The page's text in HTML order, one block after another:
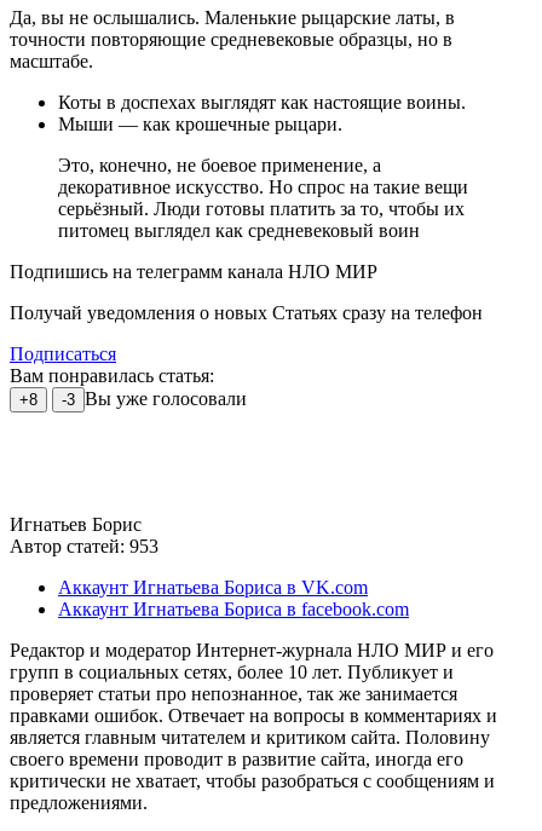
Да, вы не ослышались. Маленькие рыцарские латы, в
точности повторяющие средневековые образцы, но в
масштабе.
Коты в доспехах выглядят как настоящие воины.
Мыши — как крошечные рыцари.
Это, конечно, не боевое применение, а
декоративное искусство. Но спрос на такие вещи
серьёзный. Люди готовы платить за то, чтобы их
питомец выглядел как средневековый воин
Подпишись на телеграмм канала НЛО МИР
Получай уведомления о новых Статьях сразу на телефон
Подписаться
Вам понравилась статья:
+8 -3 Вы уже голосовали
Игнатьев Борис
Автор статей: 953
Аккаунт Игнатьева Бориса в VK.com
Аккаунт Игнатьева Бориса в facebook.com
Редактор и модератор Интернет-журнала НЛО МИР и его
групп в социальных сетях, более 10 лет. Публикует и
проверяет статьи про непознанное, так же занимается
правками ошибок. Отвечает на вопросы в комментариях и
является главным читателем и критиком сайта. Половину
своего времени проводит в развитие сайта, иногда его
критически не хватает, чтобы разобраться с сообщениям и
предложениями.